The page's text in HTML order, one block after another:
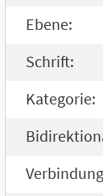
Ebene:
Schrift:
Kategorie: